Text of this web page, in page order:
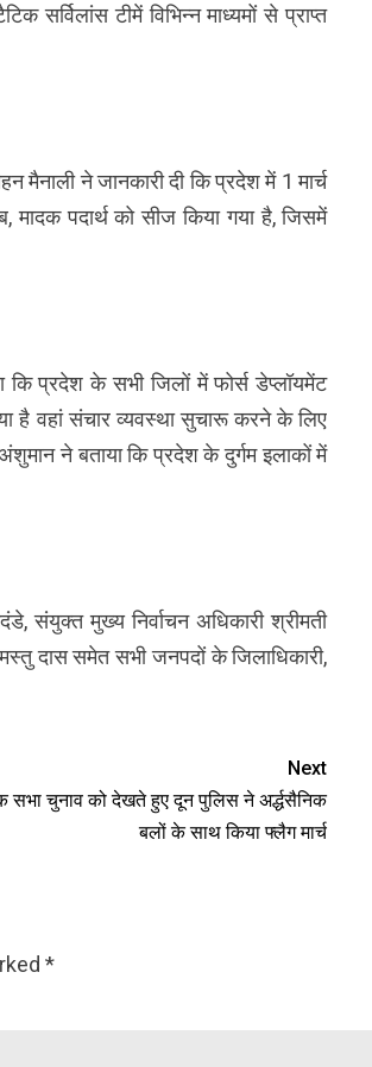
सर्विलांस टीमें विभिन्न माध्यमों से प्राप्त
ने जानकारी दी कि प्रदेश में 1 मार्च
पदार्थ को सीज किया गया है, जिसमें
प्रदेश के सभी जिलों में फोर्स डेप्लॉयमेंट
है वहां संचार व्यवस्था सुचारू करने के लिए
ने बताया कि प्रदेश के दुर्गम इलाकों में
संयुक्त मुख्य निर्वाचन अधिकारी श्रीमती
दास समेत सभी जनपदों के जिलाधिकारी,
Next
सभा चुनाव को देखते हुए दून पुलिस ने अर्द्धसैनिक
बलों के साथ किया फ्लैग मार्च
*